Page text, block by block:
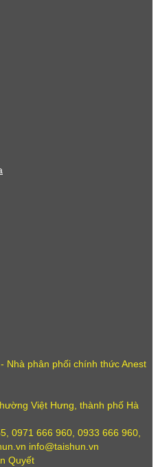
Nhà phân phối chính thức Anest
Việt Hưng, thành phố Hà
0971 666 960, 0933 666 960,
info@taishun.vn
Quyết